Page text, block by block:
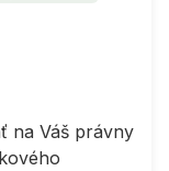
na Váš právny